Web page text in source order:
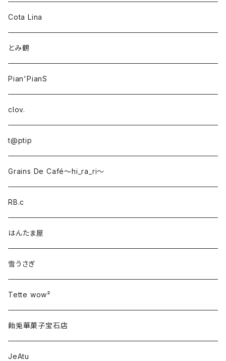
Cota Lina
とみ鶴
Pian'PianS
clov.
t@ptip
Grains De Café〜hi_ra_ri〜
RB.c
はんたま屋
雪うさぎ
Tette wow²
飴兎華菓子宝石店
JeAtu